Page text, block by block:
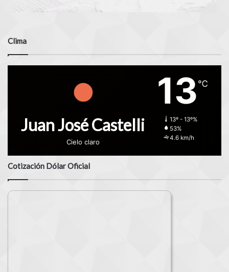
Clima
Juan José Castelli
Cielo claro
13 ℃
13º - 13º%
53%
4.6 km/h
Cotización Dólar Oficial